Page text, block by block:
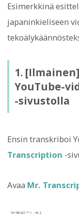
Esimerkkinä
japaninkieliseen
1.
YouTube-
-sivustolla
Ensin transkriboi
Transcription -
Avaa Mr.